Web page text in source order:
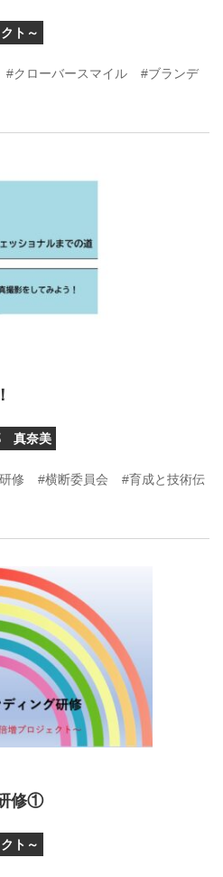
ト～
#クローバースマイル
#ブランデ
真奈美
修 #横断委員会
#育成と技術伝
修①
ト～